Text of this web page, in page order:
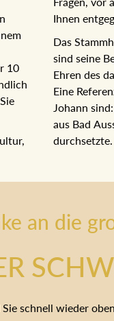
10
Ihnen
Das
sind seine
zu Ehren
getauft.
Erzherzog
und
an die
schnell wieder